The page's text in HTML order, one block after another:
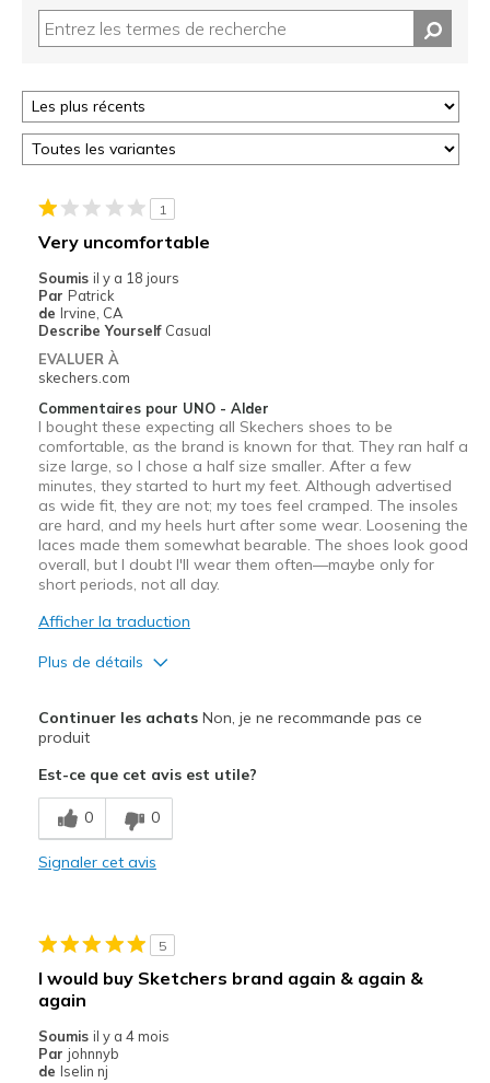
1
Very uncomfortable
Soumis il y a 18 jours
Par Patrick
de Irvine, CA
Describe Yourself Casual
EVALUER À
skechers.com
Commentaires pour UNO - Alder
I bought these expecting all Skechers shoes to be
comfortable, as the brand is known for that. They ran half a
size large, so I chose a half size smaller. After a few
minutes, they started to hurt my feet. Although advertised
as wide fit, they are not; my toes feel cramped. The insoles
are hard, and my heels hurt after some wear. Loosening the
laces made them somewhat bearable. The shoes look good
overall, but I doubt I'll wear them often—maybe only for
short periods, not all day.
Afficher la traduction
Plus de détails
Stylish
Le contre
Need Break In
Painful
Uncomfortable
Les meilleures utilisations
Width
Continuer les achatsNon, je ne recommande pas ce
produit
Est-ce que cet avis est utile?
0 0
Signaler cet avis
5
I would buy Sketchers brand again & again &
again
Soumis il y a 4 mois
Par johnnyb
de Iselin nj